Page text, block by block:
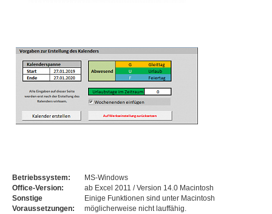
Betriebssystem:
MS-Windows
Office-Version:
ab Excel 2011 / Version 14.0 Macintosh
Sonstige
Voraussetzungen:
Einige Funktionen sind unter Macintosh
möglicherweise nicht lauffähig.